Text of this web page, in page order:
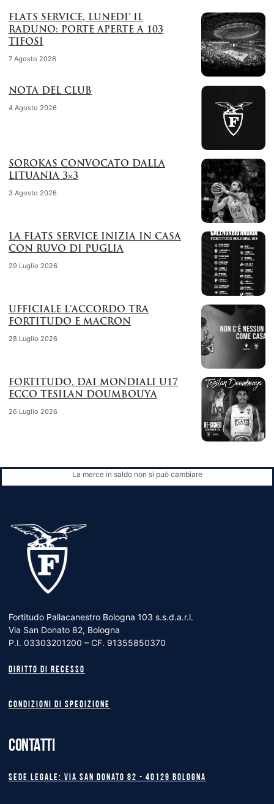
FLATS SERVICE, LUNEDI’ IL
RADUNO: PORTE APERTE A 103
TIFOSI
7 Agosto 2026
NOTA DEL CLUB
4 Agosto 2026
SOROKAS CONVOCATO DALLA
LITUANIA 3×3
3 Agosto 2026
LA FLATS SERVICE INIZIA IN CASA
CON RUVO DI PUGLIA
29 Luglio 2026
UFFICIALE L’ACCORDO TRA
FORTITUDO E MACRON
28 Luglio 2026
FORTITUDO, DAI MONDIALI U17
ECCO TESILAN DOUMBOUYA
26 Luglio 2026
La merce in saldo non si può cambiare
Fortitudo Pallacanestro Bologna 103 s.s.d.a.r.l.
Via San Donato 82, Bologna
P.I. 03303201200 – CF. 91355850370
Diritto di recesso
Condizioni di spedizione
CONTATTI
Sede legale: Via San Donato 82 - 40129 BOLOGNA